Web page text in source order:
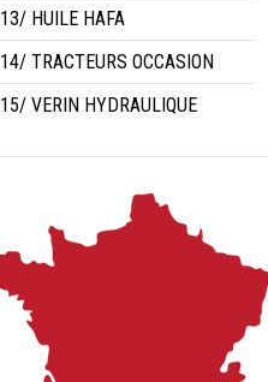
13/ HUILE HAFA
14/ TRACTEURS OCCASION
15/ VERIN HYDRAULIQUE